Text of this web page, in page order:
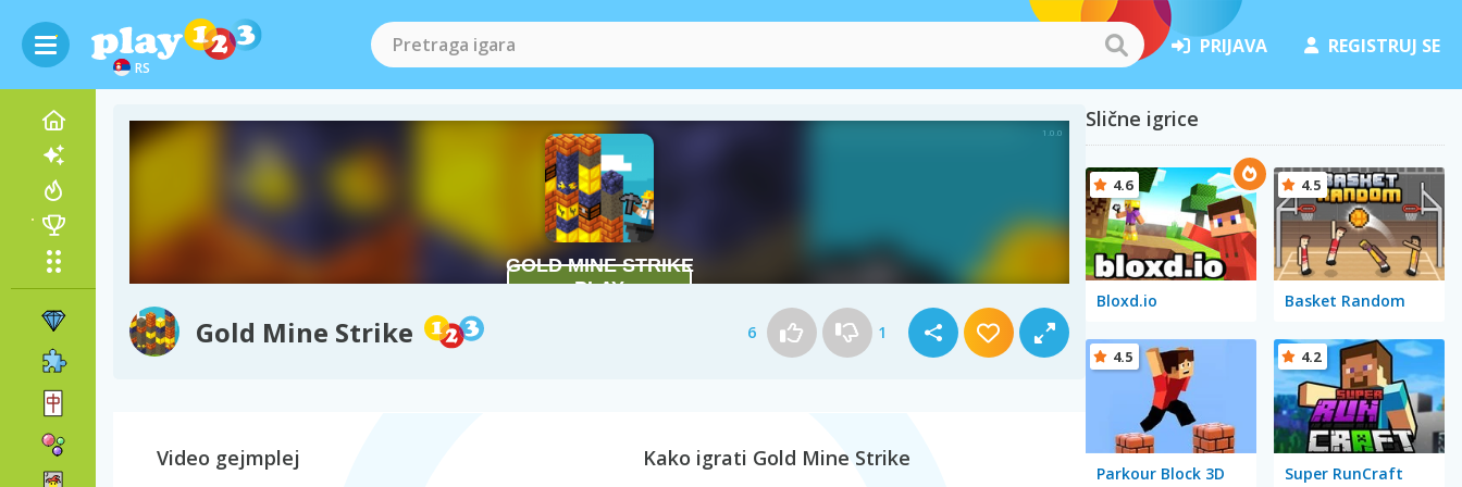
RS
PRIJAVA REGISTRUJ SE
Gold Mine Strike 6 1
Video gejmplej Kako igrati Gold Mine Strike
Slične igrice
Bloxd.io
4.6
Basket Random
4.5
Parkour Block 3D
4.5
Super RunCraft
4.2